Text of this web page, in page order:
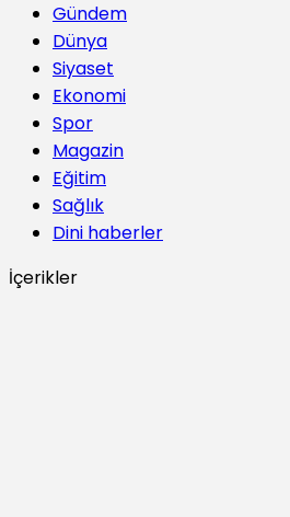
Gündem
Dünya
Siyaset
Ekonomi
Spor
Magazin
Eğitim
Sağlık
Dini haberler
İçerikler